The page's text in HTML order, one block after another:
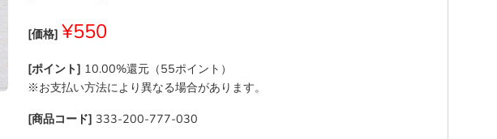
[価格] ¥550
[ポイント] 10.00%還元（55ポイント）
※お支払い方法により異なる場合があります。
[商品コード] 333-200-777-030